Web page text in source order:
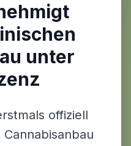
unter
offiziell